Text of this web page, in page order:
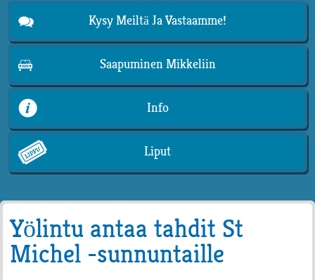
Kysy Meiltä Ja Vastaamme!
Saapuminen Mikkeliin
Info
Liput
Yölintu antaa tahdit St
Michel -sunnuntaille